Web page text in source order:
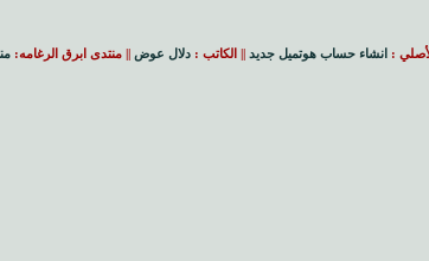
: انشاء حساب هوتميل جديد || الكاتب :دلال عوض || منتدى ابرق الرغامه: